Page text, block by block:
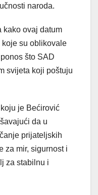
naroda.
kako ovaj datum
su oblikovale
što SAD
svijeta koji poštuju
je Bećirović
da u
prijateljskih
za mir, sigurnost i
za stabilnu i